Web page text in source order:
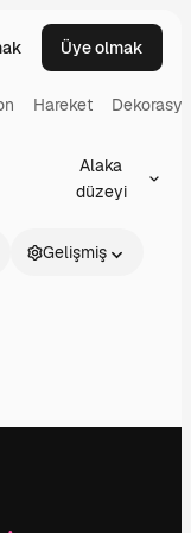
Üye olmak
Hareket
Alaka
düzeyi
Gelişmiş